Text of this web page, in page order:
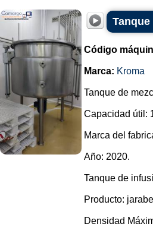
Código
Marca: Kroma
Tanque de
Capacidad útil:
Marca del
Año: 2020.
Tanque de
Producto:
Densidad